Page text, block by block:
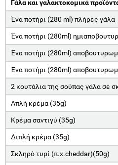
Γάλα και γαλακτοκομικά
Ένα ποτήρι (280 ml) πλήρες γάλα
Ένα ποτήρι (280ml)
Ένα ποτήρι (280ml)
Ένα ποτήρι (280ml)
2 κουτάλια της σούπας γάλα σε
Απλή κρέμα (35g)
Κρέμα σαντιγύ (35g)
Διπλή κρέμα (35g)
Σκληρό τυρί (π.χ.cheddar)(50g)